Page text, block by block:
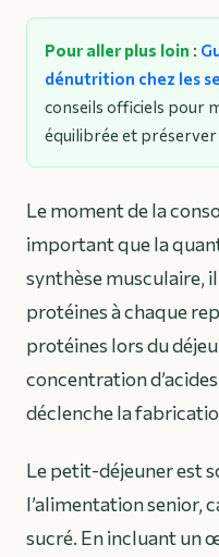
Pour aller plus loin :
dénutrition chez les
conseils officiels pour
équilibrée et
Le moment de la
important que la
synthèse musculaire,
protéines à chaque
protéines lors du
concentration
déclenche la
Le petit-déjeuner est
l’alimentation senior,
sucré. En incluant un